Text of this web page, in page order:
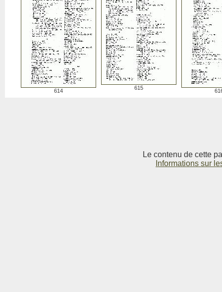
614 615
Le contenu de cette
Informations sur